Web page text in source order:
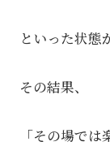
といった状態
その結果、
「その場では